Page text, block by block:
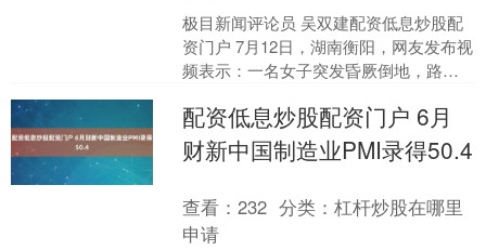
极目新闻评论员 吴双建配资低息炒股配
资门户 7月12日，湖南衡阳，网友发布视
频表示：一名女子突发昏厥倒地，路过
换个女的来按。@....
配资低息炒股配资门户 6月
财新中国制造业PMI录得50.4
查看：232 分类：杠杆炒股在哪里
申请